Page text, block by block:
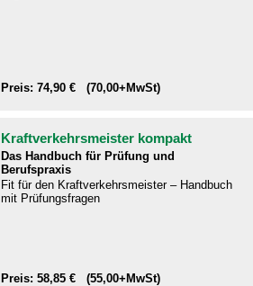
Preis: 74,90 € (70,00+MwSt)
Kraftverkehrsmeister kompakt
Das Handbuch für Prüfung und
Berufspraxis
Fit für den Kraftverkehrsmeister – Handbuch
mit Prüfungsfragen​
Preis: 58,85 € (55,00+MwSt)